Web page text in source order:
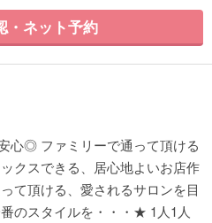
・ネット予約
心◎ ファミリーで通って頂ける
クスできる、居心地よいお店作
て頂ける、愛されるサロンを目
のスタイルを・・・★ 1人1人